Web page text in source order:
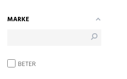
MARKE
BETER